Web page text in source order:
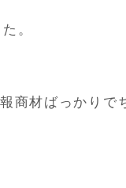
。
商材ばっかりで